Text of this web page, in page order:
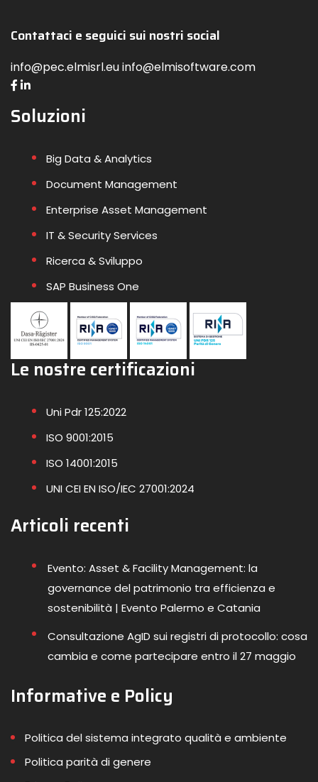
Contattaci e seguici sui nostri social
info@pec.elmisrl.eu info@elmisoftware.com
Soluzioni
Big Data & Analytics
Document Management
Enterprise Asset Management
IT & Security Services
Ricerca & Sviluppo
SAP Business One
Le nostre certificazioni
Uni Pdr 125:2022
ISO 9001:2015
ISO 14001:2015
UNI CEI EN ISO/IEC 27001:2024
Articoli recenti
Evento: Asset & Facility Management: la
governance del patrimonio tra efficienza e
sostenibilità | Evento Palermo e Catania
Consultazione AgID sui registri di protocollo: cosa
cambia e come partecipare entro il 27 maggio
Informative e Policy
Politica del sistema integrato qualità e ambiente
Politica parità di genere